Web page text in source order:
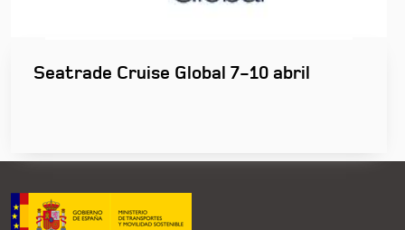
Seatrade Cruise Global 7-10 abril